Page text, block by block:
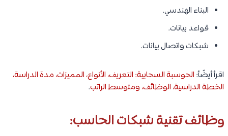
البناء الهندسي.
قواعد بيانات.
شبكات واتصال بيانات.
اقرأ أيضًأ: الحوسبة السحابية: التعريف، الأنواع، المميزات، مدة الدراسة،
الخطة الدراسية، الوظائف، ومتوسط الراتب.
وظائف تقنية شبكات الحاسب: